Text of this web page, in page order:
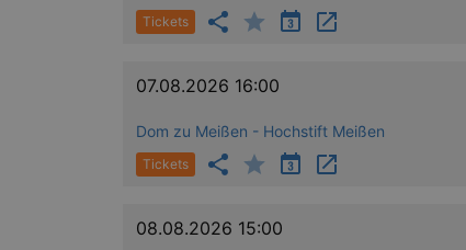
Tickets
07.08.2026 16:00
Dom zu Meißen - Hochstift Meißen
Tickets
08.08.2026 15:00